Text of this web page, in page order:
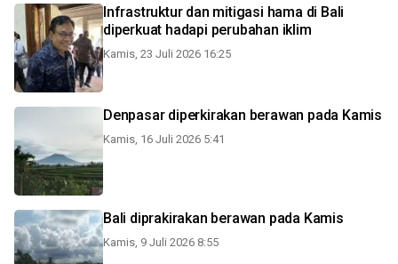
Infrastruktur dan mitigasi hama di Bali
diperkuat hadapi perubahan iklim
Kamis, 23 Juli 2026 16:25
Denpasar diperkirakan berawan pada Kamis
Kamis, 16 Juli 2026 5:41
Bali diprakirakan berawan pada Kamis
Kamis, 9 Juli 2026 8:55